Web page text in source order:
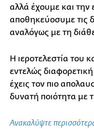
αλλά έχουμε και την
αποθηκεύοσυμε τις
αναλόγως με τη
Η ιεροτελεστία του
εντελώς
έχεις τον πιο
δυνατή ποιότητα με
Ανακαλύψτε